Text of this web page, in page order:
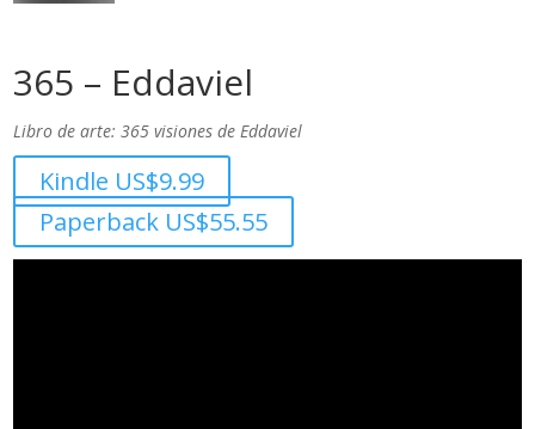
365 – Eddaviel
Libro de arte: 365 visiones de Eddaviel
Kindle US$9.99
Paperback US$55.55